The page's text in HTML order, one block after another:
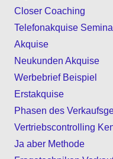
Closer Coaching
Telefonakquise
Akquise
Neukunden Akquise
Werbebrief Beispiel
Erstakquise
Phasen des
Vertriebscontrolling
Ja aber Methode